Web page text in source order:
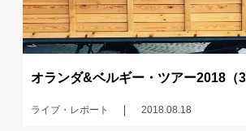
オランダ&ベルギー・ツアー2018（3
ライブ・レポート 2018.08.18